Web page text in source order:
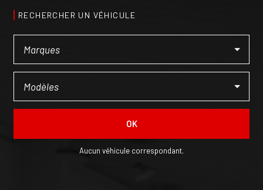
RECHERCHER UN VÉHICULE
OK
Aucun véhicule correspondant.